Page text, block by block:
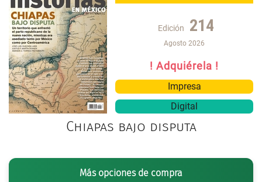
Edición 214
Agosto 2026
! Adquiérela !
Impresa
Digital
Chiapas bajo disputa
Más opciones de compra